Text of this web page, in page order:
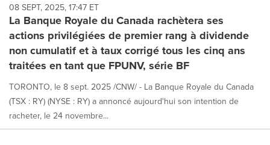
08 SEPT, 2025, 17:47 ET
La Banque Royale du Canada rachètera ses
actions privilégiées de premier rang à dividende
non cumulatif et à taux corrigé tous les cinq ans
traitées en tant que FPUNV, série BF
TORONTO, le 8 sept. 2025 /CNW/ - La Banque Royale du Canada
(TSX : RY) (NYSE : RY) a annoncé aujourd'hui son intention de
racheter, le 24 novembre...